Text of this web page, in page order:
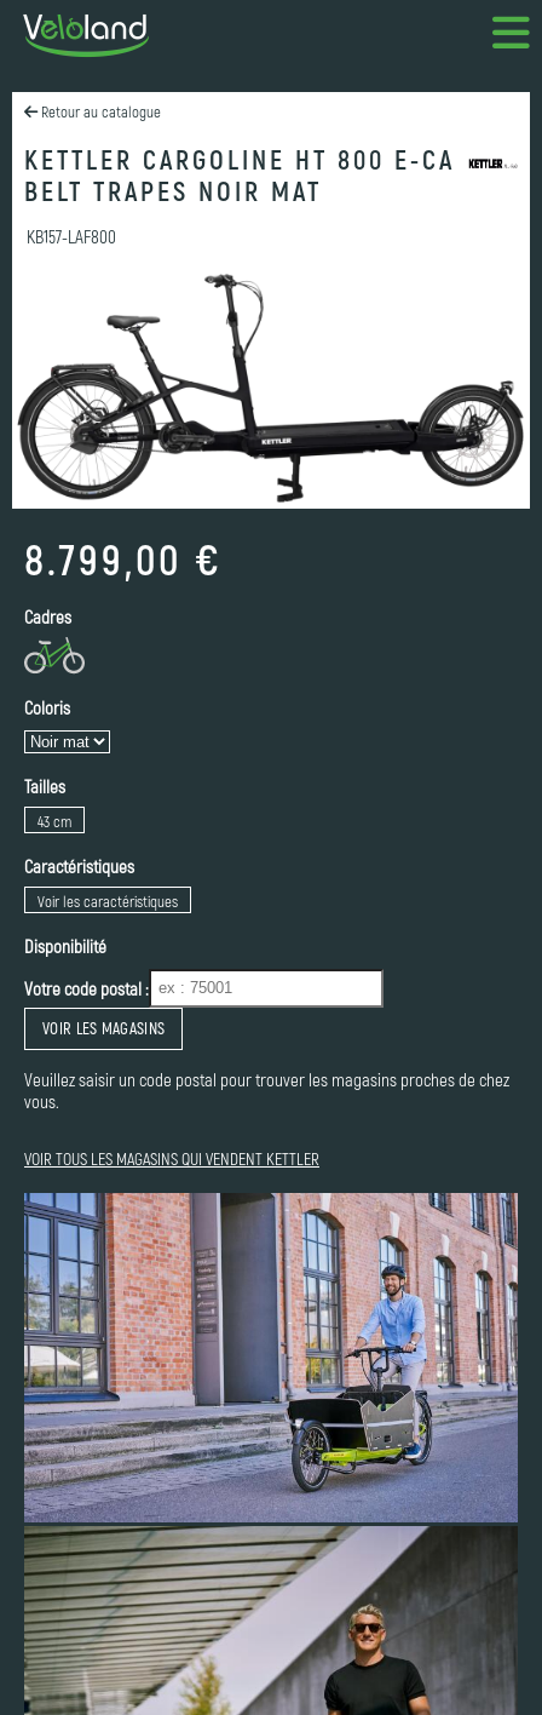
Retour au catalogue
KETTLER CARGOLINE HT 800 E-CA
BELT TRAPES NOIR MAT
KB157-LAF800
8.799,00 €
Cadres
Coloris
Tailles
43 cm
Caractéristiques
Voir les caractéristiques
Disponibilité
Votre code postal :
VOIR LES MAGASINS
Veuillez saisir un code postal pour trouver les magasins proches de chez
vous.
VOIR TOUS LES MAGASINS QUI VENDENT KETTLER